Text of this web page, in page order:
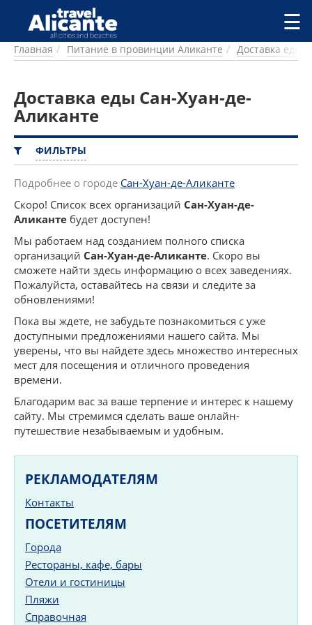
Перейти к основному содержанию
ГОРОДА
ПИТАНИЕ
ПРОЖИВАНИЕ
ДОСТОПРИМЕЧАТЕЛЬНОСТИ
КЕМПИНГ
КОМАРКИ (РАЙОНЫ)
РЕЦЕПТЫ
ПРЕДЛОЖЕНИЯ
СТАТЬИ
УСЛУГИ
☰
Главная Питание в провинции Аликанте Доставка еды
Доставка еды Сан-Хуан-де-
Аликанте
ФИЛЬТРЫ
Подробнее о городе Сан-Хуан-де-Аликанте
Скоро! Список всех организаций Сан-Хуан-де-
Аликанте будет доступен!
Мы работаем над созданием полного списка
организаций Сан-Хуан-де-Аликанте. Скоро вы
сможете найти здесь информацию о всех заведениях.
Пожалуйста, оставайтесь на связи и следите за
обновлениями!
Пока вы ждете, не забудьте познакомиться с уже
доступными предложениями нашего сайта. Мы
уверены, что вы найдете здесь множество интересных
мест для посещения и отличного проведения
времени.
Благодарим вас за ваше терпение и интерес к нашему
сайту. Мы стремимся сделать ваше онлайн-
путешествие незабываемым и удобным.
РЕКЛАМОДАТЕЛЯМ
Контакты
ПОСЕТИТЕЛЯМ
Города
Рестораны, кафе, бары
Отели и гостиницы
Пляжи
Справочная